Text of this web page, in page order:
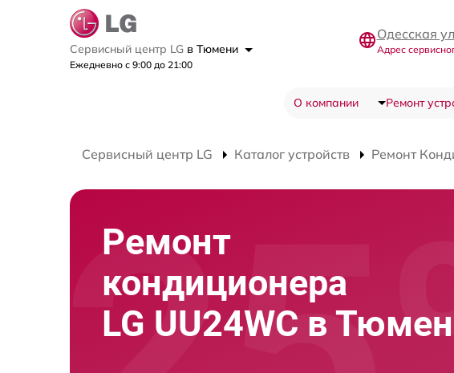
Сервисный центр LG в Тюмени
Ежедневно с 9:00 до 21:00
Одесская
Адрес
О компании Ремонт
Сервисный центр LG Каталог устройств Ремонт
Ремонт
кондиционера
LG UU24WC в